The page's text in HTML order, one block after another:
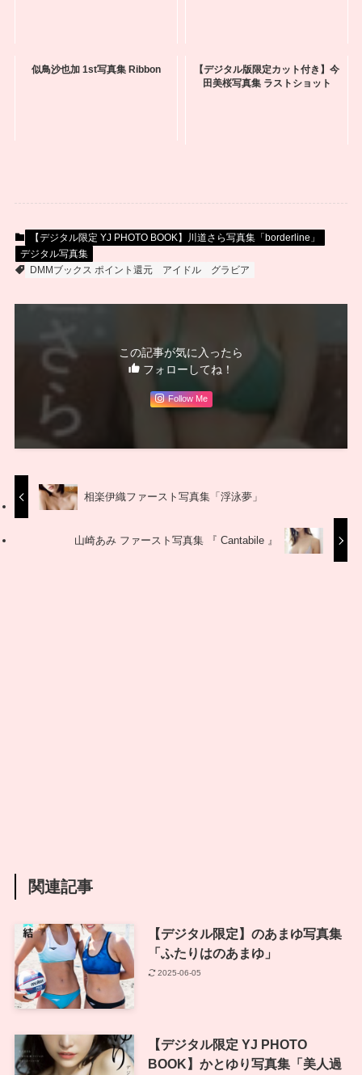
似鳥沙也加 1st写真集 Ribbon
【デジタル版限定カット付き】今
田美桜写真集 ラストショット
【デジタル限定 YJ PHOTO BOOK】川道さら写真集「borderline」
デジタル写真集
DMMブックス ポイント還元
アイドル グラビア
この記事が気に入ったら
フォローしてね！
Follow Me
相楽伊織ファースト写真集「浮泳夢」
山崎あみ ファースト写真集 『 Cantabile 』
関連記事
【デジタル限定】のあまゆ写真集
「ふたりはのあまゆ」
2025-06-05
【デジタル限定 YJ PHOTO
BOOK】かとゆり写真集「美人過